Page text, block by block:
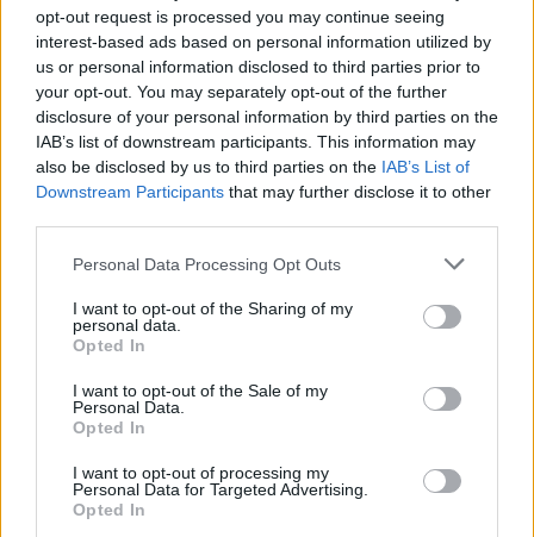
opt-out request is processed you may continue seeing
interest-based ads based on personal information utilized by
us or personal information disclosed to third parties prior to
your opt-out. You may separately opt-out of the further
disclosure of your personal information by third parties on the
IAB’s list of downstream participants. This information may
also be disclosed by us to third parties on the IAB’s List of
Downstream Participants that may further disclose it to other
Personal Data Processing Opt Outs
I want to opt-out of the Sharing of my
personal data.
Opted In
I want to opt-out of the Sale of my
Personal Data.
Opted In
I want to opt-out of processing my
Personal Data for Targeted Advertising.
Opted In
rinkinys, du varpeliai, kaulinių fleitų rinkinys,
taip pat apyrankės ir sijonai, dekoruoti šunų
dantimis.
Nurodoma, kad „aukšto statuso suaugęs
vyras“ buvo palaidotas veidu žemyn – kas
buvo įprasta to laikotarpio laidojimo
praktika. Kasinėjimai tebevyksta, todėl
archeologai dar nėra tikri, ar kartu su šiuo
vyru nebuvo palaidota ir daugiau asmenų.
palaidojama moteris ir kiti asmenys, kurie
„tarnaudavo kaip palydovai“ – todėl gali būti,
kad rastas vyras nėra vienintelis kape
palaidotas asmuo.